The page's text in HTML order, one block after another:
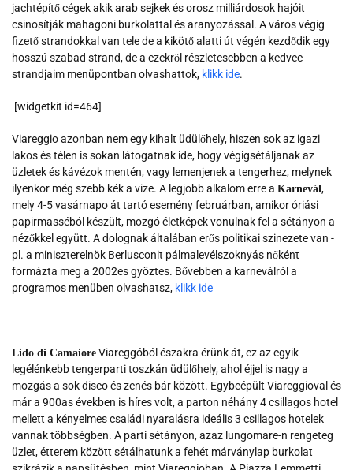
jachtépítő cégek akik arab sejkek és orosz milliárdosok hajóit
csinosítják mahagoni burkolattal és aranyozással. A város végig
fizető strandokkal van tele de a kikötő alatti út végén kezdődik egy
hosszú szabad strand, de a ezekről részletesebben a kedvec
strandjaim menüpontban olvashattok, klikk ide.
[widgetkit id=464]
Viareggio azonban nem egy kihalt üdülőhely, hiszen sok az igazi
lakos és télen is sokan látogatnak ide, hogy végigsétáljanak az
üzletek és kávézok mentén, vagy lemenjenek a tengerhez, melynek
ilyenkor még szebb kék a vize. A legjobb alkalom erre a Karnevál,
mely 4-5 vasárnapo át tartó esemény februárban, amikor óriási
papirmasséból készült, mozgó életképek vonulnak fel a sétányon a
nézőkkel együtt. A dolognak általában erős politikai szinezete van -
pl. a miniszterelnök Berlusconit pálmalevélszoknyás nőként
formázta meg a 2002es gyöztes. Bővebben a karneválról a
programos menüben olvashatsz, klikk ide
Lido di Camaiore Viareggóból északra érünk át, ez az egyik
legélénkebb tengerparti toszkán üdülőhely, ahol éjjel is nagy a
mozgás a sok disco és zenés bár között. Egybeépült Viareggioval és
már a 900as években is híres volt, a parton néhány 4 csillagos hotel
mellett a kényelmes családi nyaralásra ideális 3 csillagos hotelek
vannak többségben. A parti sétányon, azaz lungomare-n rengeteg
üzlet, étterem között sétálhatunk a fehét márványlap burkolat